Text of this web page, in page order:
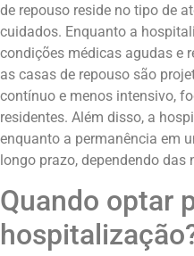
de repouso reside no tipo de
cuidados. Enquanto a
condições médicas agudas e
as casas de repouso são
contínuo e menos intensivo,
residentes. Além disso, a
enquanto a permanência em
longo prazo, dependendo das
Quando optar